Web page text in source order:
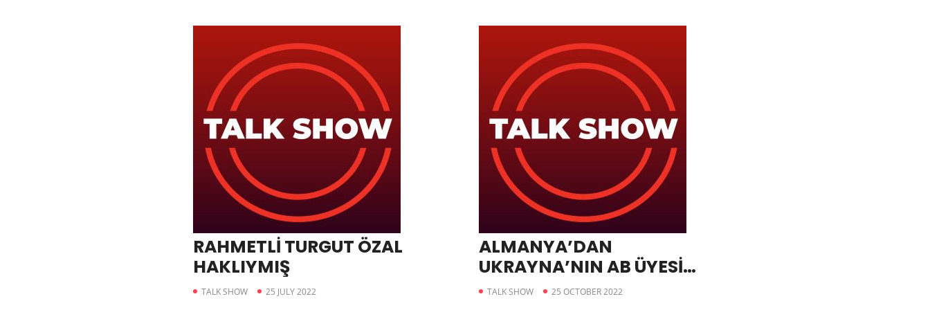
RAHMETLİ TURGUT ÖZAL
HAKLIYMIŞ
TALK SHOW 25 JULY 2022
ALMANYA’DAN
UKRAYNA’NIN AB ÜYESİ
OLMASINA YEŞİL IŞIK
TALK SHOW 25 OCTOBER 2022